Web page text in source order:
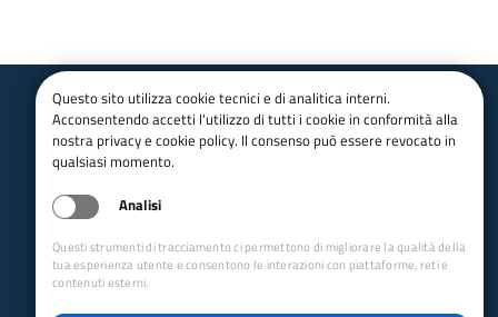
Club Alpino Italiano
Sezione di Brescia
email: brescia@cai.it
Tel.0300988984
P.IVA 01011000179
Via Villa Glori 13 - Brescia – 25126 (BS)
Questo sito utilizza cookie tecnici e di analitica interni.
Acconsentendo accetti l'utilizzo di tutti i cookie in conformità alla
nostra privacy e cookie policy. Il consenso può essere revocato in
qualsiasi momento.
Analisi
Questi strumenti di tracciamento ci permettono di migliorare la qualità della
tua esperienza utente e consentono le interazioni con piattaforme, reti e
contenuti esterni.